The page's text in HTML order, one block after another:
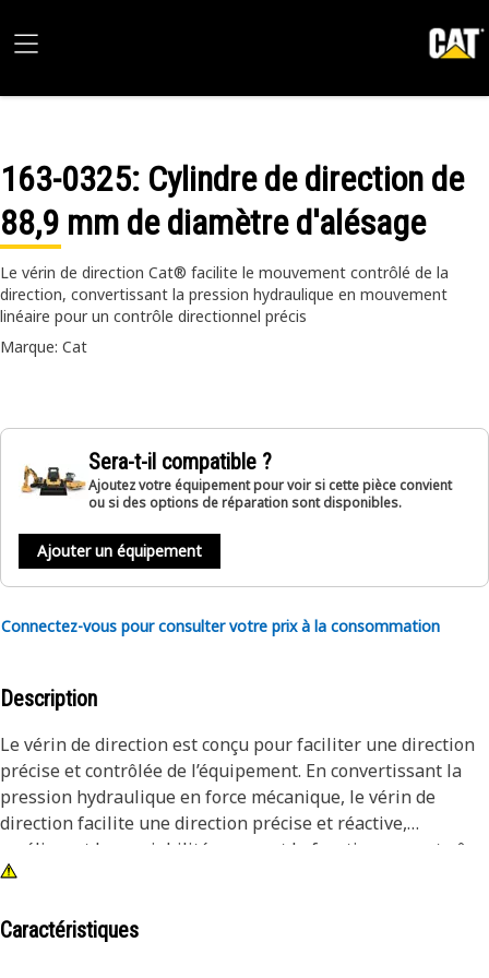
163-0325: Cylindre de direction de
88,9 mm de diamètre d'alésage
Le vérin de direction Cat® facilite le mouvement contrôlé de la
direction, convertissant la pression hydraulique en mouvement
linéaire pour un contrôle directionnel précis
Marque: Cat
Sera-t-il compatible ?
Ajoutez votre équipement pour voir si cette pièce convient
ou si des options de réparation sont disponibles.
Ajouter un équipement
Connectez-vous pour consulter votre prix à la consommation
Description
Le vérin de direction est conçu pour faciliter une direction
précise et contrôlée de l’équipement. En convertissant la
pression hydraulique en force mécanique, le vérin de
direction facilite une direction précise et réactive,
améliorant la maniabilité assurant le fonctionnement sûr
de l’équipement et contribuant au fonctionnement fluide et
Caractéristiques